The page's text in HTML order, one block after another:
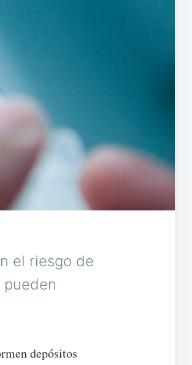
el riesgo de
depósitos